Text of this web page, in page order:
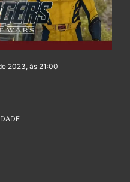
2023, às 21:00